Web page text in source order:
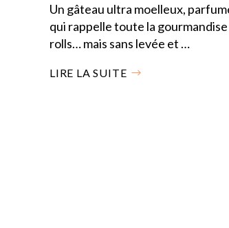
Un gâteau ultra moelleux,
qui rappelle toute la
rolls… mais sans levée et …
LIRE LA SUITE